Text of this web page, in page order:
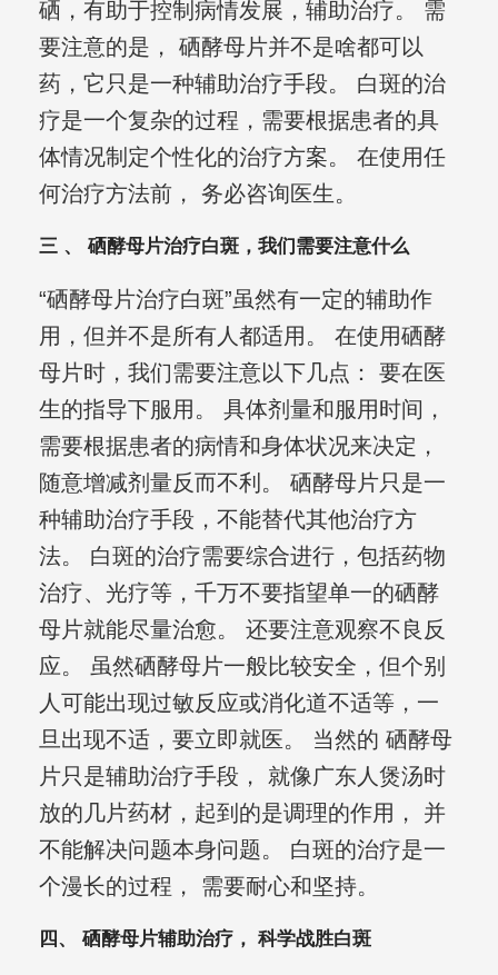
硒，有助于控制病情发展，辅助治疗。 需
要注意的是， 硒酵母片并不是啥都可以
药，它只是一种辅助治疗手段。 白斑的治
疗是一个复杂的过程，需要根据患者的具
体情况制定个性化的治疗方案。 在使用任
何治疗方法前， 务必咨询医生。
三 、 硒酵母片治疗白斑，我们需要注意什么
“硒酵母片治疗白斑”虽然有一定的辅助作
用，但并不是所有人都适用。 在使用硒酵
母片时，我们需要注意以下几点： 要在医
生的指导下服用。 具体剂量和服用时间，
需要根据患者的病情和身体状况来决定，
随意增减剂量反而不利。 硒酵母片只是一
种辅助治疗手段，不能替代其他治疗方
法。 白斑的治疗需要综合进行，包括药物
治疗、光疗等，千万不要指望单一的硒酵
母片就能尽量治愈。 还要注意观察不良反
应。 虽然硒酵母片一般比较安全，但个别
人可能出现过敏反应或消化道不适等，一
旦出现不适，要立即就医。 当然的 硒酵母
片只是辅助治疗手段， 就像广东人煲汤时
放的几片药材，起到的是调理的作用， 并
不能解决问题本身问题。 白斑的治疗是一
个漫长的过程， 需要耐心和坚持。
四、 硒酵母片辅助治疗， 科学战胜白斑